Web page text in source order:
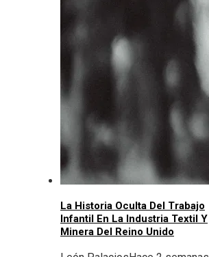
La Historia Oculta Del Trabajo
Infantil En La Industria Textil Y
Minera Del Reino Unido